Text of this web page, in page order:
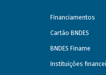
Financiamentos
Cartão BNDES
BNDES Finame
Instituições